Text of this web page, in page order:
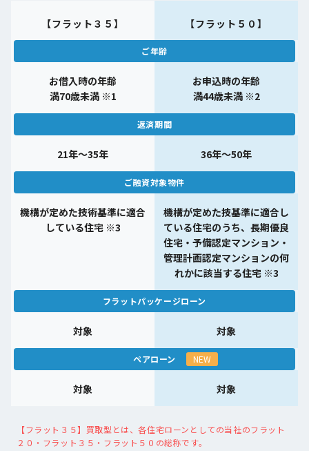
【フラット３５】 【フラット５０】
ご年齢
お借入時の年齢
満70歳未満 ※1
お申込時の年齢
満44歳未満 ※2
返済期間
21年～35年 36年～50年
ご融資対象物件
機構が定めた技術基準に適合
している住宅 ※3
機構が定めた技基準に適合し
ている住宅のうち、長期優良
住宅・予備認定マンション・
管理計画認定マンションの何
れかに該当する住宅 ※3
フラットパッケージローン
対象 対象
ペアローン
対象
NEW
対象
【フラット３５】買取型とは、各住宅ローンとしての当社のフラット
２０・フラット３５・フラット５０の総称です。